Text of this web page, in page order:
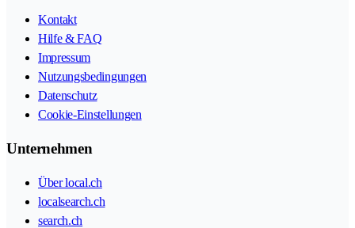
Kontakt
Hilfe & FAQ
Impressum
Nutzungsbedingungen
Datenschutz
Cookie-Einstellungen
Unternehmen
Über local.ch
localsearch.ch
search.ch